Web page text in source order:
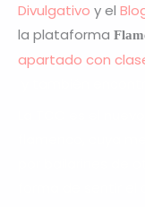
Divulgativo y el
la plataforma
apartado con